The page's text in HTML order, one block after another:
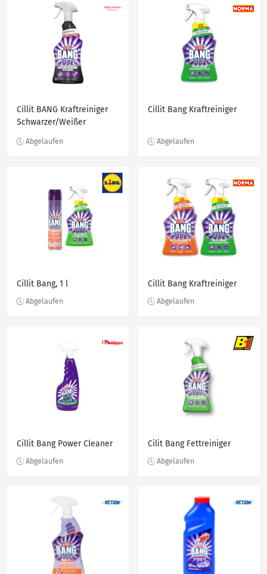
Cillit BANG Kraftreiniger
Schwarzer/Weißer
ml
Cillit Bang Kraftreiniger
Cillit Bang, 1 l Cillit Bang Kraftreiniger
Cillit Bang Power Cleaner Cilit Bang Fettreiniger